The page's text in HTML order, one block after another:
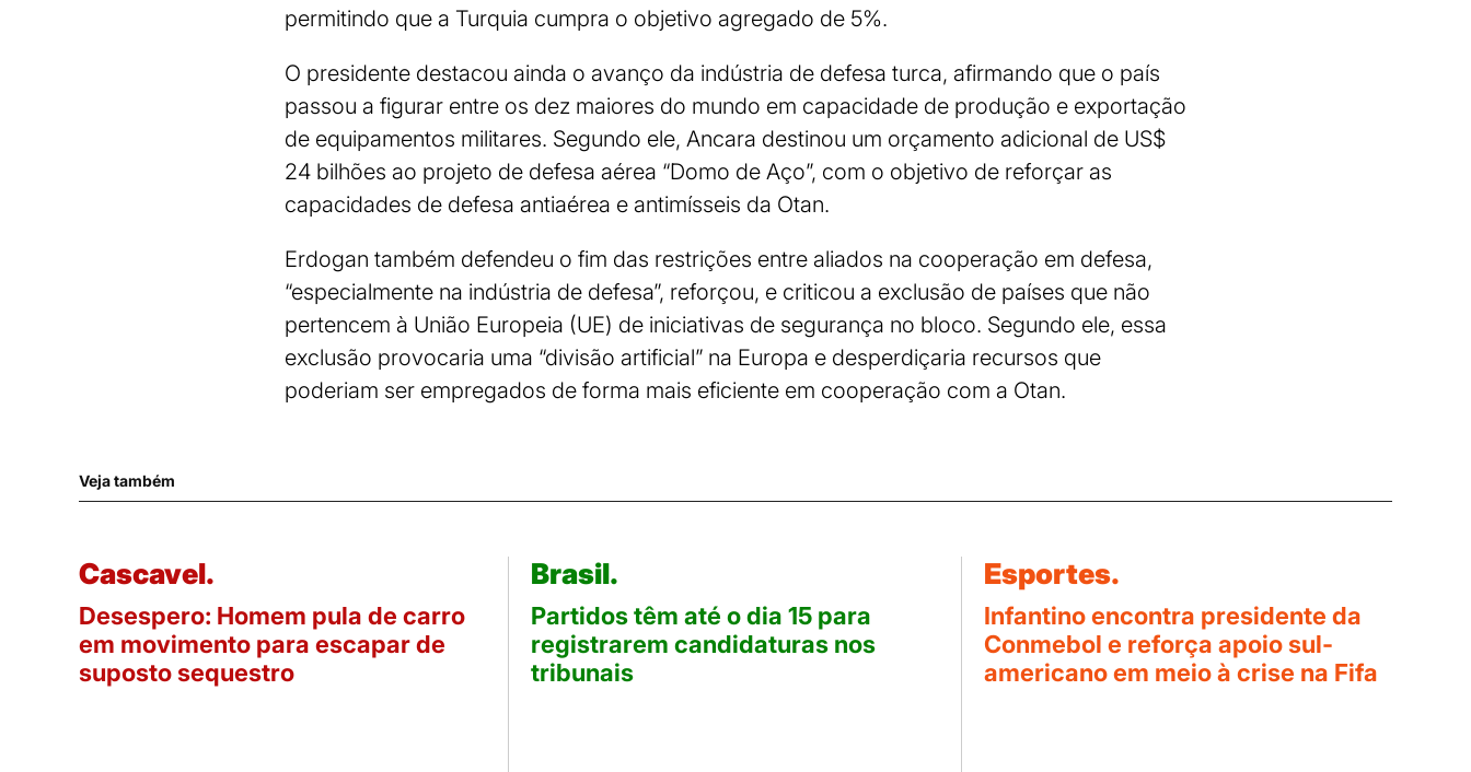
permitindo que a Turquia cumpra o objetivo agregado de 5%.
O presidente destacou ainda o avanço da indústria de defesa turca, afirmando que o país
passou a figurar entre os dez maiores do mundo em capacidade de produção e exportação
de equipamentos militares. Segundo ele, Ancara destinou um orçamento adicional de US$
24 bilhões ao projeto de defesa aérea “Domo de Aço”, com o objetivo de reforçar as
capacidades de defesa antiaérea e antimísseis da Otan.
Erdogan também defendeu o fim das restrições entre aliados na cooperação em defesa,
“especialmente na indústria de defesa”, reforçou, e criticou a exclusão de países que não
pertencem à União Europeia (UE) de iniciativas de segurança no bloco. Segundo ele, essa
exclusão provocaria uma “divisão artificial” na Europa e desperdiçaria recursos que
poderiam ser empregados de forma mais eficiente em cooperação com a Otan.
Veja também
Cascavel.
Desespero: Homem pula de carro
em movimento para escapar de
suposto sequestro
Brasil.
Partidos têm até o dia 15 para
registrarem candidaturas nos
tribunais
Esportes.
Infantino encontra presidente da
Conmebol e reforça apoio sul-
americano em meio à crise na Fifa